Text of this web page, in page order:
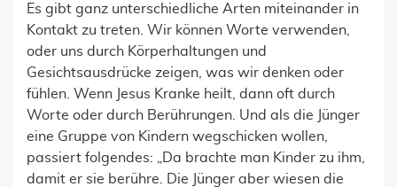
Es gibt ganz unterschiedliche Arten miteinander in
Kontakt zu treten. Wir können Worte verwenden,
oder uns durch Körperhaltungen und
Gesichtsausdrücke zeigen , was wir denken oder
fühlen. Wenn Jesus Kranke heilt, dann oft durch
Worte oder durch Berührungen Und als die
Jünger
eine Gruppe von Kindern wegschicken wollen
passiert folgendes:
Da brachte man Kinder zu ihm,
damit er sie berühre. Die Jünger aber wiesen die